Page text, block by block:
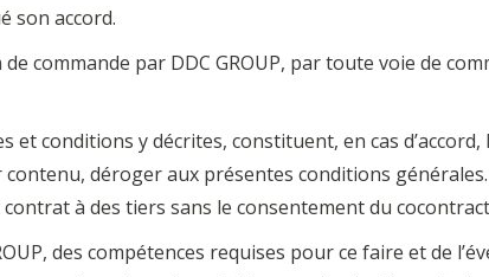
son accord.
commande par DDC GROUP, par toute voie de
et conditions y décrites, constituent, en cas
déroger aux présentes conditions
à des tiers sans le consentement du
des compétences requises pour ce faire et de